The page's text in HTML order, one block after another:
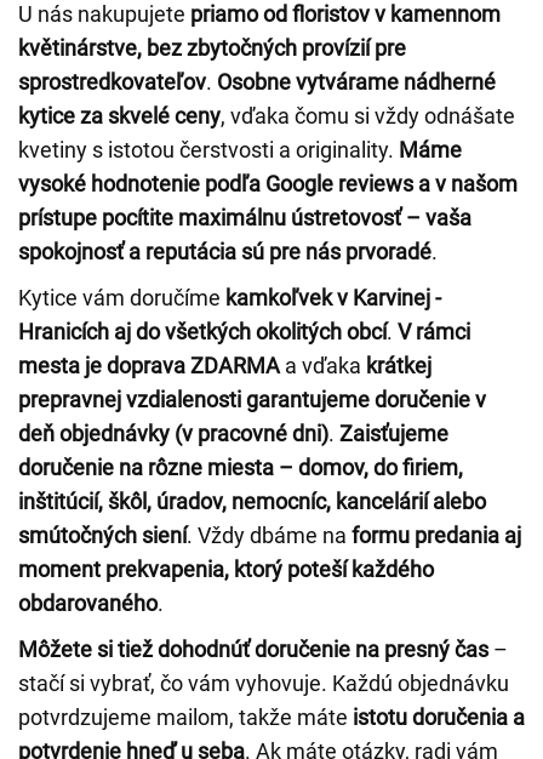
U nás nakupujete priamo od floristov v kamennom
květinárstve, bez zbytočných provízií pre
sprostredkovateľov. Osobne vytvárame nádherné
kytice za skvelé ceny, vďaka čomu si vždy odnášate
kvetiny s istotou čerstvosti a originality. Máme
vysoké hodnotenie podľa Google reviews a v našom
prístupe pocítite maximálnu ústretovosť – vaša
spokojnosť a reputácia sú pre nás prvoradé.
Kytice vám doručíme kamkoľvek v Karvinej -
Hranicích aj do všetkých okolitých obcí. V rámci
mesta je doprava ZDARMA a vďaka krátkej
prepravnej vzdialenosti garantujeme doručenie v
deň objednávky (v pracovné dni). Zaisťujeme
doručenie na rôzne miesta – domov, do firiem,
inštitúcií, škôl, úradov, nemocníc, kancelárií alebo
smútočných siení. Vždy dbáme na formu predania aj
moment prekvapenia, ktorý poteší každého
obdarovaného.
Môžete si tiež dohodnúť doručenie na presný čas–
stačí si vybrať, čo vám vyhovuje. Každú objednávku
potvrdzujeme mailom, takže máte istotu doručenia a
potvrdenie hneď u seba. Ak máte otázky, radi vám